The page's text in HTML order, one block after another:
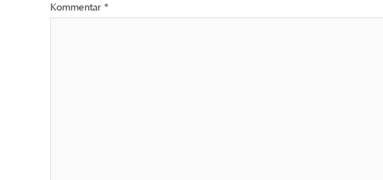
Kommentar *